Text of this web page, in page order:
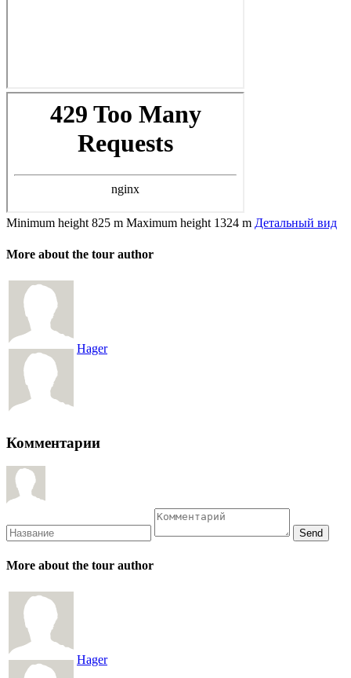
Minimum height 825 m Maximum height 1324 m Детальный вид
More about the tour author
Hager
Комментарии
More about the tour author
Hager